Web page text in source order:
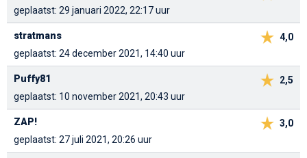
geplaatst: 29 januari 2022, 22:17 uur
4,0
stratmans
geplaatst: 24 december 2021, 14:40 uur
2,5
Puffy81
geplaatst: 10 november 2021, 20:43 uur
3,0
ZAP!
geplaatst: 27 juli 2021, 20:26 uur